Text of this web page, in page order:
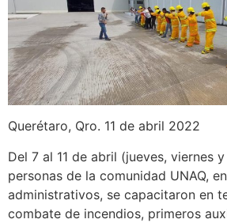
Querétaro, Qro. 11 de abril 2022
Del 7 al 11 de abril (jueves, viernes
personas de la comunidad UNAQ,
administrativos, se capacitaron en
combate de incendios, primeros